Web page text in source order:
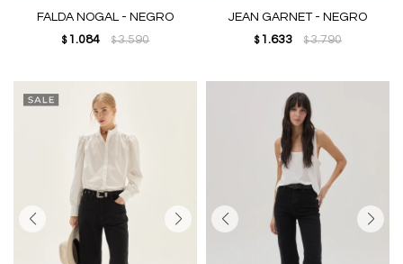
FALDA NOGAL - NEGRO
$ 1.084 $3.590
JEAN GARNET - NEGRO
$ 1.633 $3.790